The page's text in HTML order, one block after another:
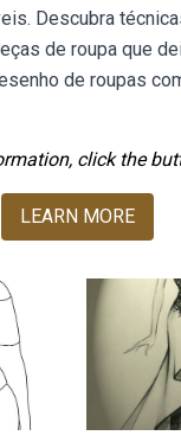
Descubra
de roupa que
de roupas
click the
LEARN MORE